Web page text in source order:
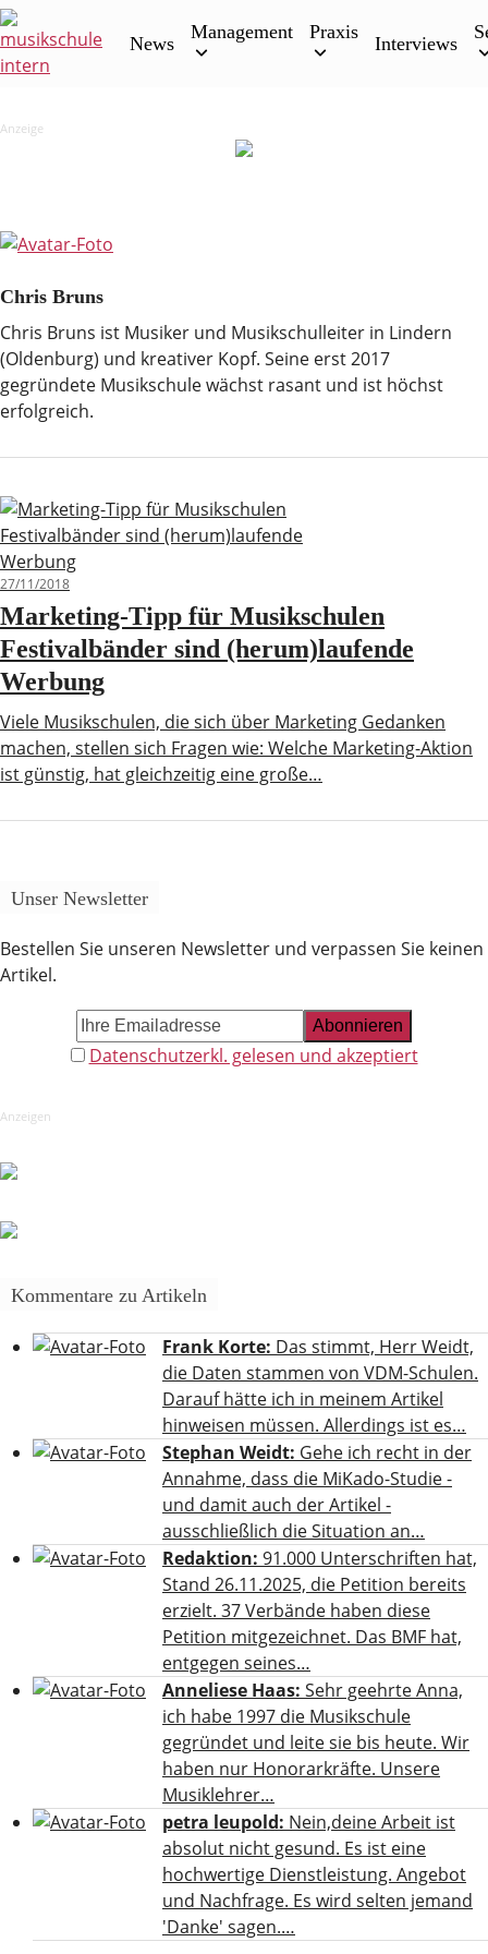
Skip
to
content
News
Management Praxis
Interviews
Anzeige
Chris Bruns
Chris Bruns ist Musiker und Musikschulleiter in Lindern
(Oldenburg) und kreativer Kopf. Seine erst 2017
gegründete Musikschule wächst rasant und ist höchst
erfolgreich.
27/11/2018
Marketing-Tipp für Musikschulen
Festivalbänder sind (herum)laufende
Werbung
Viele Musikschulen, die sich über Marketing Gedanken
machen, stellen sich Fragen wie: Welche Marketing-Aktion
ist günstig, hat gleichzeitig eine große…
Unser Newsletter
Bestellen Sie unseren Newsletter und verpassen Sie keinen
Artikel.
Datenschutzerkl. gelesen und akzeptiert
Anzeigen
Kommentare zu Artikeln
Frank Korte: Das stimmt, Herr Weidt,
die Daten stammen von VDM-Schulen.
Darauf hätte ich in meinem Artikel
hinweisen müssen. Allerdings ist es…
Stephan Weidt: Gehe ich recht in der
Annahme, dass die MiKado-Studie -
und damit auch der Artikel -
ausschließlich die Situation an…
Redaktion: 91.000 Unterschriften hat,
Stand 26.11.2025, die Petition bereits
erzielt. 37 Verbände haben diese
Petition mitgezeichnet. Das BMF hat,
entgegen seines…
Anneliese Haas: Sehr geehrte Anna,
ich habe 1997 die Musikschule
gegründet und leite sie bis heute. Wir
haben nur Honorarkräfte. Unsere
Musiklehrer…
petra leupold: Nein,deine Arbeit ist
absolut nicht gesund. Es ist eine
hochwertige Dienstleistung. Angebot
und Nachfrage. Es wird selten jemand
'Danke' sagen.…